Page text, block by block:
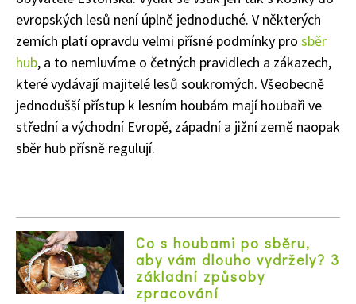
evropských lesů není úplně jednoduché. V některých
zemích platí opravdu velmi přísné podmínky pro sběr
hub, a to nemluvíme o četných pravidlech a zákazech,
které vydávají majitelé lesů soukromých. Všeobecně
jednodušší přístup k lesním houbám mají houbaři ve
střední a východní Evropě, západní a jižní země naopak
sběr hub přísně regulují.
Co s houbami po sběru,
aby vám dlouho vydržely? 3
základní způsoby
zpracování